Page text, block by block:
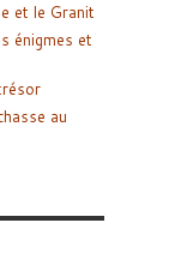
et le Granit
énigmes et
au